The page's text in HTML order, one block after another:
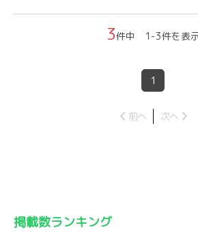
3件中 1-3件を表
1
前へ 次へ
掲載数ランキング